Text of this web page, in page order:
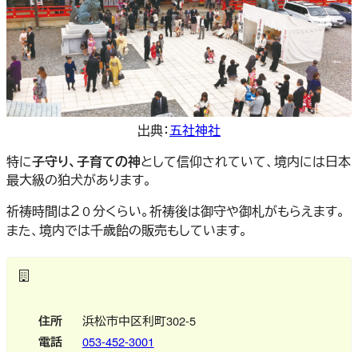
出典：五社神社
特に子守り、子育ての神として信仰されていて、境内には日本
最大級の狛犬があります。
祈祷時間は２０分くらい。祈祷後は御守や御札がもらえます。
また、境内では千歳飴の販売もしています。
住所 浜松市中区利町302-5
電話 053-452-3001